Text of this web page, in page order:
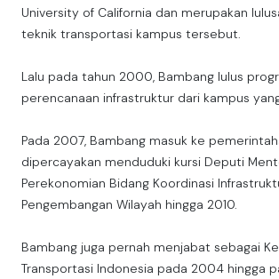
University of California dan merupakan
teknik transportasi kampus tersebut.
Lalu pada tahun 2000, Bambang lulus
perencanaan infrastruktur dari kampus
Pada 2007, Bambang masuk ke
dipercayakan menduduki kursi Deputi
Perekonomian Bidang Koordinasi
Pengembangan Wilayah hingga 2010.
Bambang juga pernah menjabat sebagai
Transportasi Indonesia pada 2004 hingga